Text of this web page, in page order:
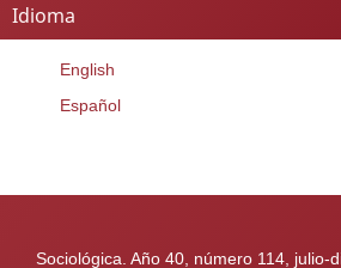
Idioma
English
Español
Sociológica. Año 40, número 114, julio-